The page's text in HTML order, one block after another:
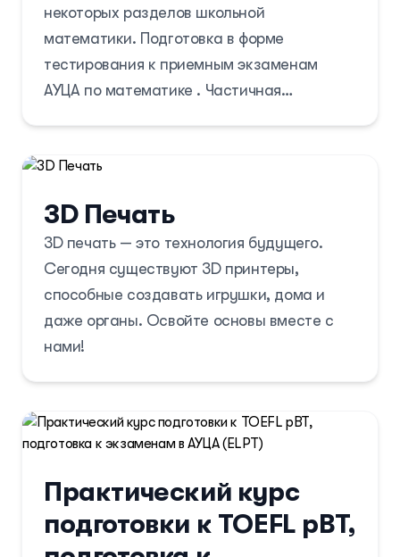
некоторых разделов школьной
математики. Подготовка в форме
тестирования к приемным экзаменам
АУЦА по математике . Частичная
3D Печать
3D печать — это технология будущего.
Сегодня существуют 3D принтеры,
способные создавать игрушки, дома и
даже органы. Освойте основы вместе с
нами!
Практический курс
подготовки к TOEFL pBT,